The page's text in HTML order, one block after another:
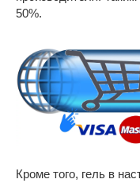
50%.
Кроме того, гель в